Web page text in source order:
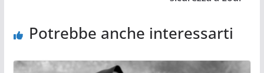
Potrebbe anche interessarti